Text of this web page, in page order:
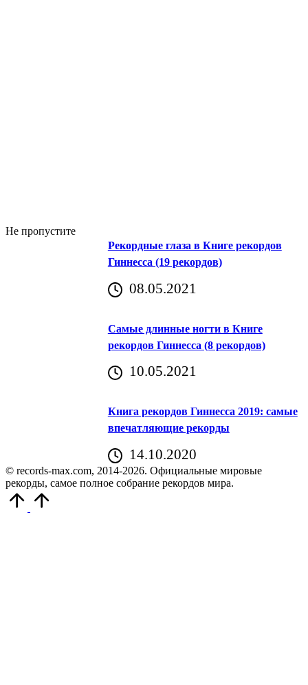
Не пропустите
Рекордные глаза в Книге рекордов
Гиннесса (19 рекордов)
08.05.2021
Самые длинные ногти в Книге
рекордов Гиннесса (8 рекордов)
10.05.2021
Книга рекордов Гиннесса 2019: самые
впечатляющие рекорды
14.10.2020
© records-max.com, 2014-2026. Официальные мировые
рекорды, самое полное собрание рекордов мира.